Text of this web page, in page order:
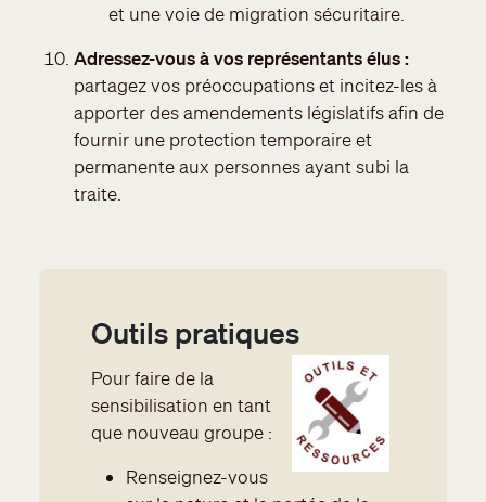
et une voie de migration sécuritaire.
Adressez-vous à vos représentants élus :
partagez vos préoccupations et incitez-les à
apporter des amendements législatifs afin de
fournir une protection temporaire et
permanente aux personnes ayant subi la
traite.
Outils pratiques
Pour faire de la
sensibilisation en tant
que nouveau groupe :
Renseignez-vous